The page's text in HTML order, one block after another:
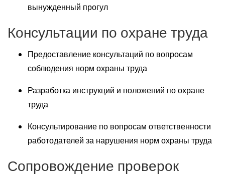
вынужденный прогул
Консультации по охране труда
Предоставление консультаций по вопросам
соблюдения норм охраны труда
Разработка инструкций и положений по охране
труда
Консультирование по вопросам ответственности
работодателей за нарушения норм охраны труда
Сопровождение проверок